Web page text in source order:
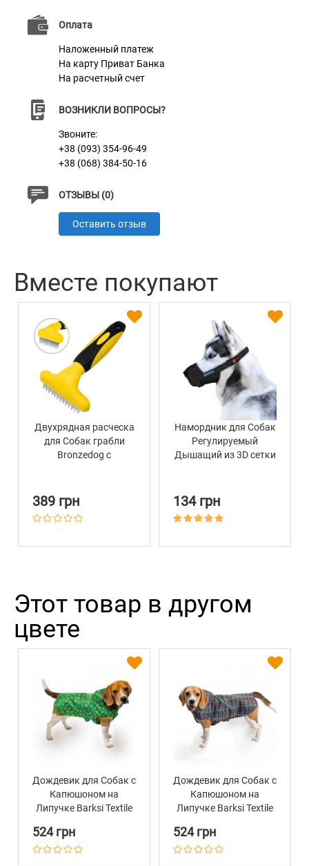
Оплата
Наложенный платеж
На карту Приват Банка
На расчетный счет
ВОЗНИКЛИ ВОПРОСЫ?
Звоните:
+38 (093) 354-96-49
+38 (068) 384-50-16
ОТЗЫВЫ (0)
Оставить отзыв
сильных ветров, обеспечивая комфорт и защиту
вашему любимцу.
Вместе покупают
Двухрядная расческа
для Собак грабли
Bronzedog с
389 грн
Намордник для Собак
Регулируемый
Дышащий из 3D сетки
134 грн
Этот товар в другом
цвете
Дождевик для Собак с
Капюшоном на
Липучке Barksi Textile
"Авокадо"
524 грн
Дождевик для Собак с
Капюшоном на
Липучке Barksi Textile
"Клеточка"
524 грн